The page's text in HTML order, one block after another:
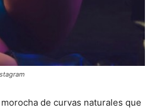
de curvas naturales que